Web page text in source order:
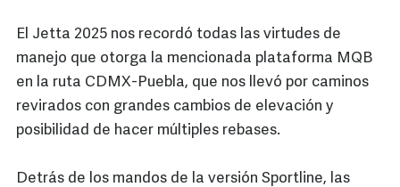
El Jetta 2025 nos recordó todas las virtudes de
manejo que otorga la mencionada plataforma MQB
en la ruta CDMX-Puebla, que nos llevó por caminos
revirados con grandes cambios de elevación y
posibilidad de hacer múltiples rebases.
Detrás de los mandos de la versión Sportline, las